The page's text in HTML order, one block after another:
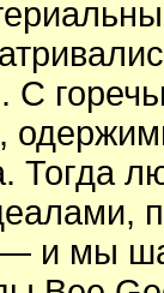
С
Тогда
и мы